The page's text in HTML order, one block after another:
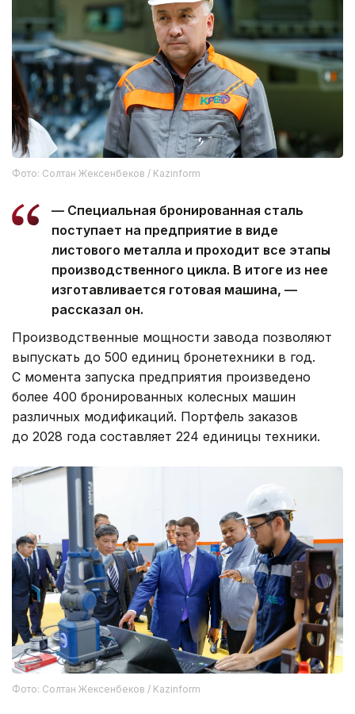
Фото: Солтан Жексенбеков / Kazinform
— Специальная бронированная сталь
поступает на предприятие в виде
листового металла и проходит все этапы
производственного цикла. В итоге из нее
изготавливается готовая машина, —
рассказал он.
Производственные мощности завода позволяют
выпускать до 500 единиц бронетехники в год.
С момента запуска предприятия произведено
более 400 бронированных колесных машин
различных модификаций. Портфель заказов
до 2028 года составляет 224 единицы техники.
Фото: Солтан Жексенбеков / Kazinform